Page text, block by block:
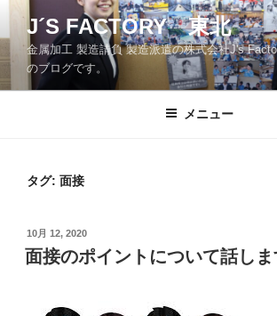
ツ
J´S FACTORY 東北
金属加工 製造請負 製造派遣の株式会社J's
のブログです。
メニュー
タグ: 面接
投
稿
日:
10月 12, 2020
面接のポイントについて話しま